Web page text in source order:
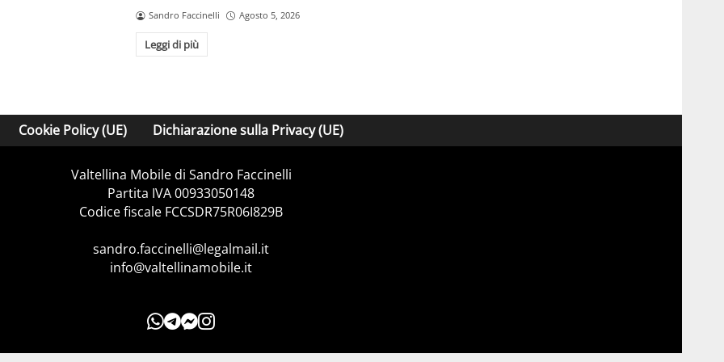
Sandro Faccinelli Agosto 5, 2026
Leggi di più
Cookie Policy (UE) Dichiarazione sulla Privacy (UE)
Valtellina Mobile di Sandro Faccinelli
Partita IVA 00933050148
Codice fiscale FCCSDR75R06I829B
sandro.faccinelli@legalmail.it
info@valtellinamobile.it